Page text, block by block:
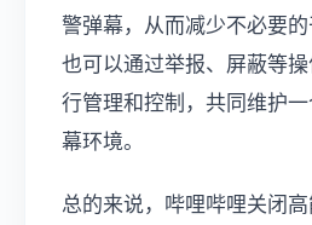
警弹幕，从而减少不必要
也可以通过举报、屏蔽等
行管理和控制，共同维护
幕环境。
总的来说，哔哩哔哩关闭